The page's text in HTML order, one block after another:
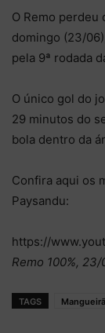
O Remo perdeu
domingo (23/
pela 9ª rodada
O único gol do
29 minutos do
bola dentro da
Confira aqui os
Paysandu:
https://
Remo 100%,
TAGS